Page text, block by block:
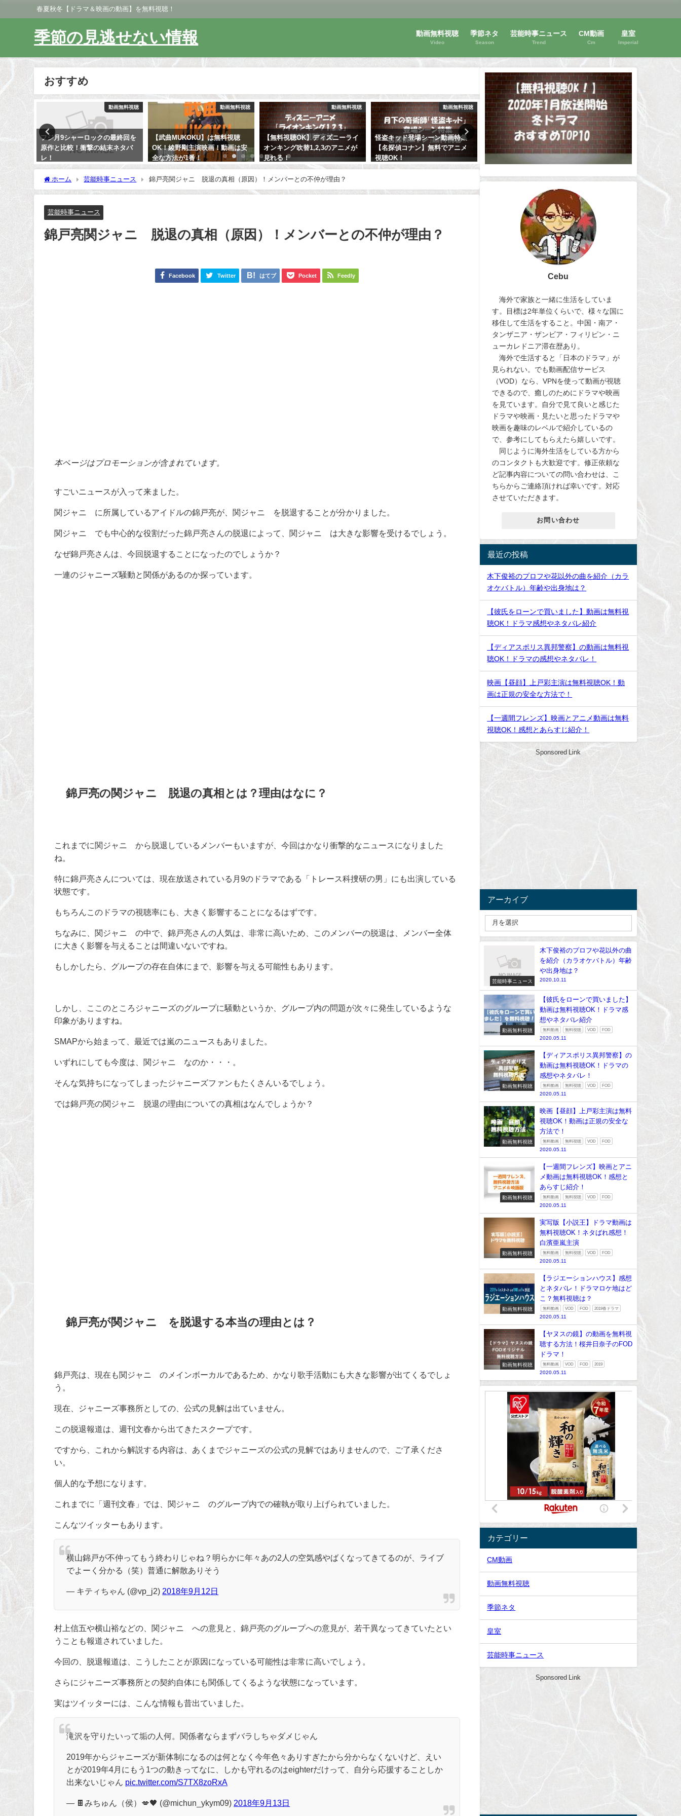
春夏秋冬【ドラマ＆映画の動画】を無料視聴！
季節の見逃せない情報 動画無料視聴
Video
季節ネタ
Season
芸能時事ニュース
Trend
CM動画
Cm
皇室
Imperial
おすすめ
動画無料視聴
【武曲MUKOKU】は無料視聴
OK！綾野剛主演映画！動画は安
全な方法が1番！
動画無料視聴
【無料視聴OK】ディズニーライ
オンキング吹替1,2,3のアニメが
見れる！
動画無料視聴
怪盗キッド登場シーン動画特集
【名探偵コナン】無料でアニメ
視聴OK！
動画無料視聴
【シャーロック】月9フジドラマ
の無料視聴は？動画を海外サイ
トで検索！
動画無料視聴
【ReLIFE リライフ】映画版は無
料視聴OK！中川大志主演！動画
【救命病棟24時第2～4シリ
ズ】は動画無料視聴OK！
ホーム 芸能時事ニュース 錦戸亮関ジャニ∞脱退の真相（原因）！メンバーとの不仲が理由？
芸能時事ニュース
錦戸亮関ジャニ∞脱退の真相（原因）！メンバーとの不仲が理由？
Facebook Twitter はてブ Pocket Feedly
本ページはプロモーションが含まれています。
すごいニュースが入って来ました。
関ジャニ∞に所属しているアイドルの錦戸亮が、関ジャニ∞を脱退することが分かりました。
関ジャニ∞でも中心的な役割だった錦戸亮さんの脱退によって、関ジャニ∞は大きな影響を受けるでしょう。
なぜ錦戸亮さんは、今回脱退することになったのでしょうか？
一連のジャニーズ騒動と関係があるのか探っています。
錦戸亮の関ジャニ∞脱退の真相とは？理由はなに？
これまでに関ジャニ∞から脱退しているメンバーもいますが、今回はかなり衝撃的なニュースになりました
ね。
特に錦戸亮さんについては、現在放送されている月9のドラマである「トレース科捜研の男」にも出演している
状態です。
もちろんこのドラマの視聴率にも、大きく影響することになるはずです。
ちなみに、関ジャニ∞の中で、錦戸亮さんの人気は、非常に高いため、このメンバーの脱退は、メンバー全体
に大きく影響を与えることは間違いないですね。
もしかしたら、グループの存在自体にまで、影響を与える可能性もあります。
しかし、ここのところジャニーズのグループに騒動というか、グループ内の問題が次々に発生しているような
印象がありますね。
SMAPから始まって、最近では嵐のニュースもありました。
いずれにしても今度は、関ジャニ∞なのか・・・。
そんな気持ちになってしまったジャニーズファンもたくさんいるでしょう。
では錦戸亮の関ジャニ∞脱退の理由についての真相はなんでしょうか？
錦戸亮が関ジャニ∞を脱退する本当の理由とは？
錦戸亮は、現在も関ジャニ∞のメインボーカルであるため、かなり歌手活動にも大きな影響が出てくるでしょ
う。
現在、ジャニーズ事務所としての、公式の見解は出ていません。
この脱退報道は、週刊文春から出てきたスクープです。
ですから、これから解説する内容は、あくまでジャニーズの公式の見解ではありませんので、ご了承くださ
い。
個人的な予想になります。
これまでに「週刊文春」では、関ジャニ∞のグループ内での確執が取り上げられていました。
こんなツイッターもあります。
横山錦戸が不仲ってもう終わりじゃね？明らかに年々あの2人の空気感やばくなってきてるのが、ライブ
でよーく分かる（笑）普通に解散ありそう
— キティちゃん (@vp_j2) 2018年9月12日
村上信五や横山裕などの、関ジャニ∞への意見と、錦戸亮のグループへの意見が、若干異なってきていたとい
うことも報道されていました。
今回の、脱退報道は、こうしたことが原因になっている可能性は非常に高いでしょう。
さらにジャニーズ事務所との契約自体にも関係してくるような状態になっています。
実はツイッターには、こんな情報も昔出ていました。
滝沢を守りたいって垢の人何。関係者ならまずバラしちゃダメじゃん
2019年からジャニーズが新体制になるのは何となく今年色々ありすぎたから分からなくないけど、えい
とが2019年4月にもう1つの動きってなに、しかも守れるのはeighterだけって、自分ら応援することしか
出来ないじゃん pic.twitter.com/S7TX8zoRxA
— 🍫みちゅん（侯）💋🖤 (@michun_ykym09) 2018年9月13日
Cebu
海外で家族と一緒に生活をしていま
す。目標は2年単位くらいで、様々な国に
移住して生活をすること。中国・南ア・
タンザニア・ザンビア・フィリピン・ニ
ューカレドニア滞在歴あり。
海外で生活すると「日本のドラマ」が
見られない。でも動画配信サービス
（VOD）なら、VPNを使って動画が視聴
できるので、癒しのためにドラマや映画
を見ています。自分で見て良いと感じた
ドラマや映画・見たいと思ったドラマや
映画を趣味のレベルで紹介しているの
で、参考にしてもらえたら嬉しいです。
同じように海外生活をしている方から
のコンタクトも大歓迎です。修正依頼な
ど記事内容についての問い合わせは、こ
ちらからご連絡頂ければ幸いです。対応
させていただきます。
お問い合わせ
最近の投稿
木下俊裕のプロフや花以外の曲を紹介（カラ
オケバトル）年齢や出身地は？
【彼氏をローンで買いました】動画は無料視
聴OK！ドラマ感想やネタバレ紹介
【ディアスポリス異邦警察】の動画は無料視
聴OK！ドラマの感想やネタバレ！
映画【昼顔】上戸彩主演は無料視聴OK！動
画は正規の安全な方法で！
【一週間フレンズ】映画とアニメ動画は無料
視聴OK！感想とあらすじ紹介！
Sponsored Link
アーカイブ
芸能時事ニュース
木下俊裕のプロフや花以外の曲
を紹介（カラオケバトル）年齢
や出身地は？
2020.10.11
動画無料視聴
【彼氏をローンで買いました】
動画は無料視聴OK！ドラマ感
想やネタバレ紹介
無料動画 無料視聴 VOD FOD
2020.05.11
動画無料視聴
【ディアスポリス異邦警察】の
動画は無料視聴OK！ドラマの
感想やネタバレ！
無料動画 無料視聴 VOD FOD
2020.05.11
動画無料視聴
映画【昼顔】上戸彩主演は無料
視聴OK！動画は正規の安全な
方法で！
無料動画 無料視聴 VOD FOD
2020.05.11
動画無料視聴
【一週間フレンズ】映画とアニ
メ動画は無料視聴OK！感想と
あらすじ紹介！
無料動画 無料視聴 VOD FOD
2020.05.11
動画無料視聴
実写版【小説王】ドラマ動画は
無料視聴OK！ネタばれ感想！
白濱亜嵐主演
無料動画 無料視聴 VOD FOD
2020.05.11
動画無料視聴
【ラジエーションハウス】感想
とネタバレ！ドラマロケ地はど
こ？無料視聴は？
無料動画 VOD FOD 2019春ドラマ
2020.05.11
動画無料視聴
【ヤヌスの鏡】の動画を無料視
聴する方法！桜井日奈子のFOD
ドラマ！
無料動画 VOD FOD 2019
2020.05.11
カテゴリー
CM動画
動画無料視聴
季節ネタ
皇室
芸能時事ニュース
Sponsored Link